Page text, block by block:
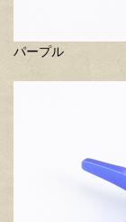
パープル